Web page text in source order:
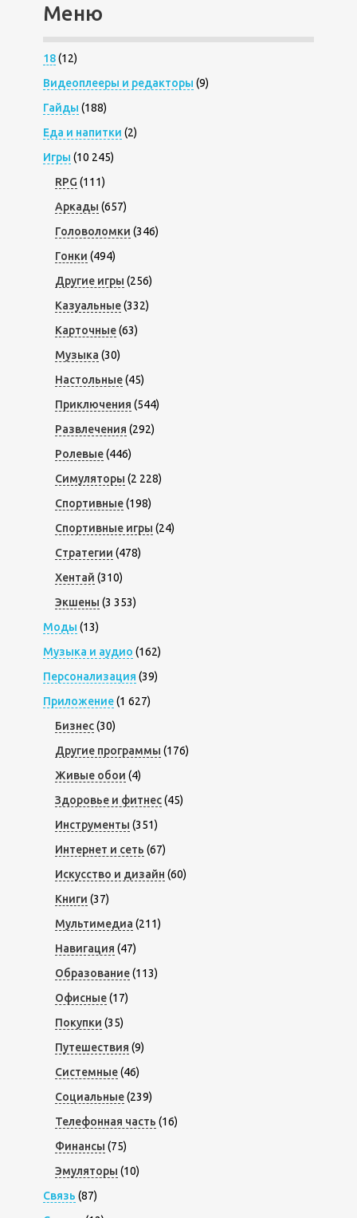
Меню
18(12)
Видеоплееры и редакторы (9)
Гайды (188)
Еда и напитки (2)
Игры (10 245)
RPG (111)
Аркады (657)
Головоломки (346)
Гонки (494)
Другие игры (256)
Казуальные(332)
Карточные(63)
Музыка (30)
Настольные(45)
Приключения (544)
Развлечения (292)
Ролевые(446)
Симуляторы (2 228)
Спортивные(198)
Спортивные игры (24)
Стратегии (478)
Хентай (310)
Экшены (3 353)
Моды (13)
Музыка и аудио (162)
Персонализация (39)
Приложение(1 627)
Бизнес(30)
Другие программы (176)
Живые обои (4)
Здоровье и фитнес(45)
Инструменты (351)
Интернет и сеть (67)
Искусство и дизайн (60)
Книги (37)
Мультимедиа (211)
Навигация (47)
Образование(113)
Офисные(17)
Покупки (35)
Путешествия (9)
Системные(46)
Социальные(239)
Телефонная часть (16)
Финансы (75)
Эмуляторы (10)
Связь (87)